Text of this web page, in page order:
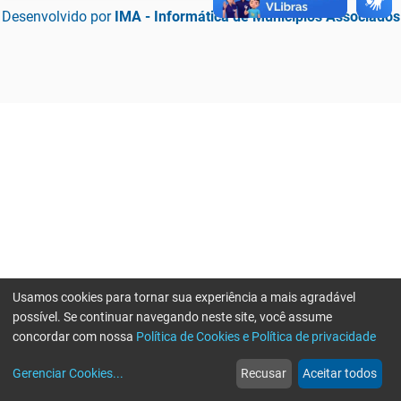
Desenvolvido por IMA - Informática de Municípios Associados
web
Notícias
more_horiz
Mais
Usamos cookies para tornar sua experiência a mais agradável
possível. Se continuar navegando neste site, você assume
concordar com nossa Política de Cookies e Política de privacidade
Gerenciar Cookies... Recusar Aceitar todos
Erro ao enviar informações, por favor tente novamente